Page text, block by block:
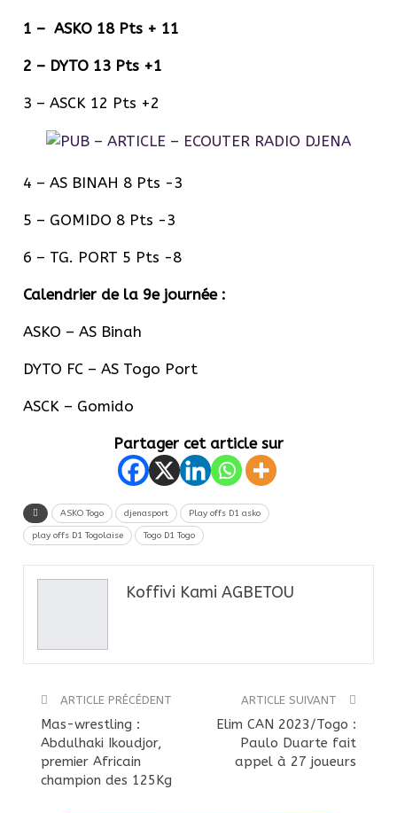
1 – ASKO 18 Pts + 11
2 – DYTO 13 Pts +1
3 – ASCK 12 Pts +2
4 – AS BINAH 8 Pts -3
5 – GOMIDO 8 Pts -3
6 – TG. PORT 5 Pts -8
Calendrier de la 9e journée :
ASKO – AS Binah
DYTO FC – AS Togo Port
ASCK – Gomido
Partager cet article sur
ASKO Togo djenasport Play offs D1 asko
play offs D1 Togolaise Togo D1 Togo
Koffivi Kami AGBETOU
ARTICLE PRÉCÉDENT
Mas-wrestling :
Abdulhaki Ikoudjor,
premier Africain
champion des 125Kg
ARTICLE SUIVANT
Elim CAN 2023/Togo :
Paulo Duarte fait
appel à 27 joueurs